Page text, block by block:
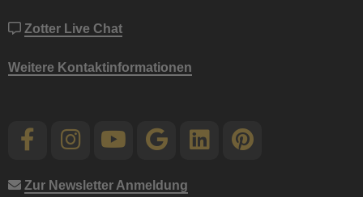
Zotter Live Chat
Weitere Kontaktinformationen
Zur Newsletter Anmeldung